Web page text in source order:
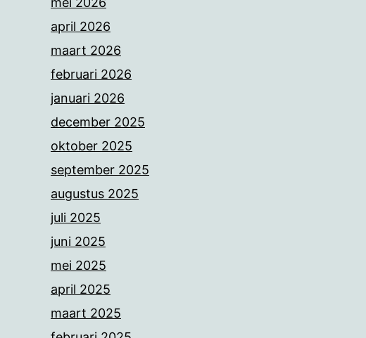
april 2026
maart 2026
februari 2026
januari 2026
december 2025
oktober 2025
september 2025
augustus 2025
juli 2025
juni 2025
mei 2025
april 2025
maart 2025